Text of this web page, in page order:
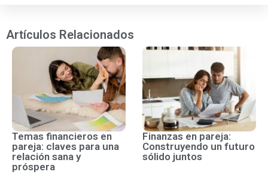
Artículos Relacionados
Temas financieros en
pareja: claves para una
relación sana y
próspera
Finanzas en pareja:
Construyendo un futuro
sólido juntos